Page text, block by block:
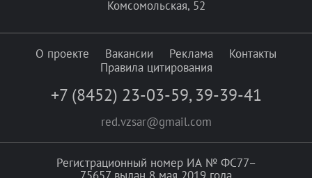
Комсомольская, 52
О проекте Вакансии Реклама
Контакты
Правила цитирования
+7 (8452) 23-03-59, 39-39-41
red.vzsar@gmail.com
Регистрационный номер ИА № ФС77–